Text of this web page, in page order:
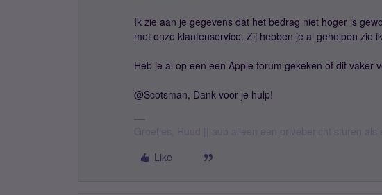
Ik zie aan je gegevens dat het bedrag niet hoger is
met onze klantenservice. Zij hebben je al geholpen zie
Heb je al op een een Apple forum gekeken of dit vaker
@Scotsman, Dank voor je hulp!
Like